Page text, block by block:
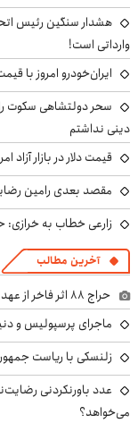
هشدار سنگین رئیس
وارداتی است!
ایران‌خودرو امروز با
سحر دولتشاهی سکوت
دینی نداشتم
قیمت دلار در بازار آزاد امروز جمعه ۱۶ مرداد ۱۴۰۵/
مقصد بعدی رامین
زارعی خطاب به خرازی:
آخرین مطالب
حراج ۸۸ اثر فاخر از عهد تیموریان تا دوره معاصر +تصاویر
ماجرای پرسپولیس و
زلنسکی با ریاست
عدد باورنکردنی
می‌خواهد؟